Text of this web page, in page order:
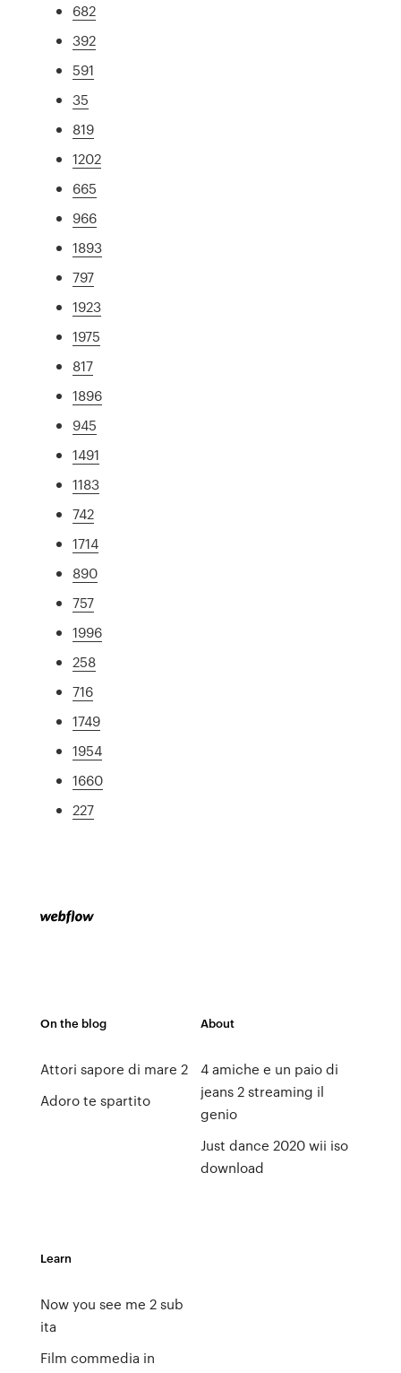
682
392
591
35
819
1202
665
966
1893
797
1923
1975
817
1896
945
1491
1183
742
1714
890
757
1996
258
716
1749
1954
1660
227
On the blog
Attori sapore di mare 2
Adoro te spartito
About
4 amiche e un paio di
jeans 2 streaming il
genio
Just dance 2020 wii iso
download
Learn
Now you see me 2 sub
ita
Film commedia in